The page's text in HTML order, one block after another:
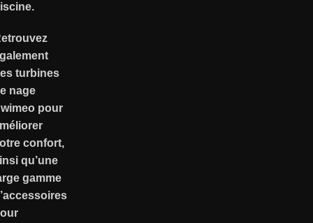
turbines
nage
pour
confort,
qu’une
gamme